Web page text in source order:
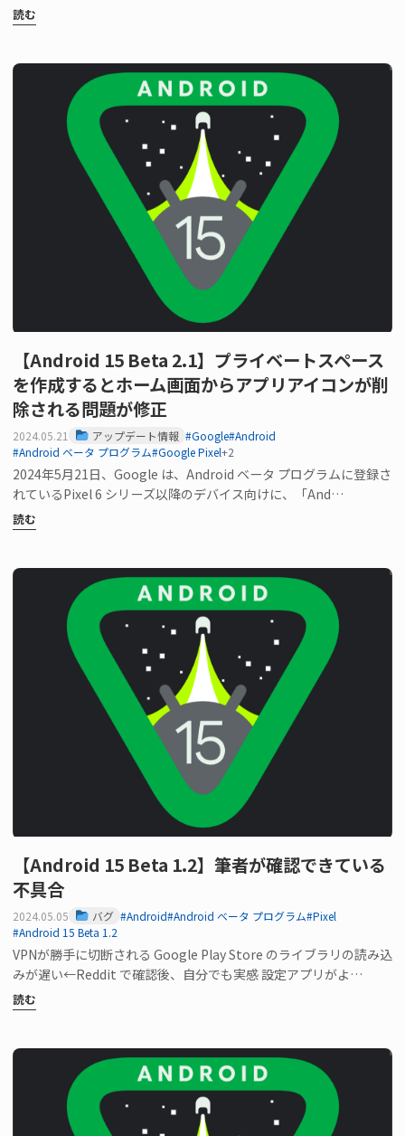
読む
【Android 15 Beta 2.1】プライベートスペース
を作成するとホーム画面からアプリアイコンが削
除される問題が修正
2024.05.21 アップデート情報 #Google#Android
#Android ベータ プログラム#Google Pixel+2
2024年5月21日、Google は、Android ベータ プログラムに登録さ
れているPixel 6 シリーズ以降のデバイス向けに、「And…
読む
【Android 15 Beta 1.2】筆者が確認できている
不具合
2024.05.05 バグ #Android#Android ベータ プログラム#Pixel
#Android 15 Beta 1.2
VPNが勝手に切断される Google Play Store のライブラリの読み込
みが遅い←Reddit で確認後、自分でも実感 設定アプリがよ…
読む